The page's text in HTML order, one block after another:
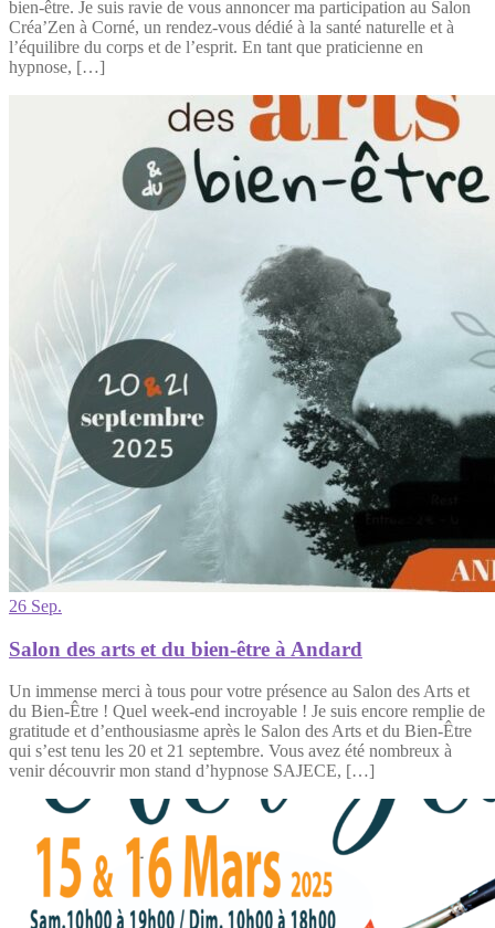
bien-être. Je suis ravie de vous annoncer ma participation au Salon
Créa’Zen à Corné, un rendez-vous dédié à la santé naturelle et à
l’équilibre du corps et de l’esprit. En tant que praticienne en
hypnose, […]
26 Sep.
Salon des arts et du bien-être à Andard
Un immense merci à tous pour votre présence au Salon des Arts et
du Bien-Être ! Quel week-end incroyable ! Je suis encore remplie de
gratitude et d’enthousiasme après le Salon des Arts et du Bien-Être
qui s’est tenu les 20 et 21 septembre. Vous avez été nombreux à
venir découvrir mon stand d’hypnose SAJECE, […]